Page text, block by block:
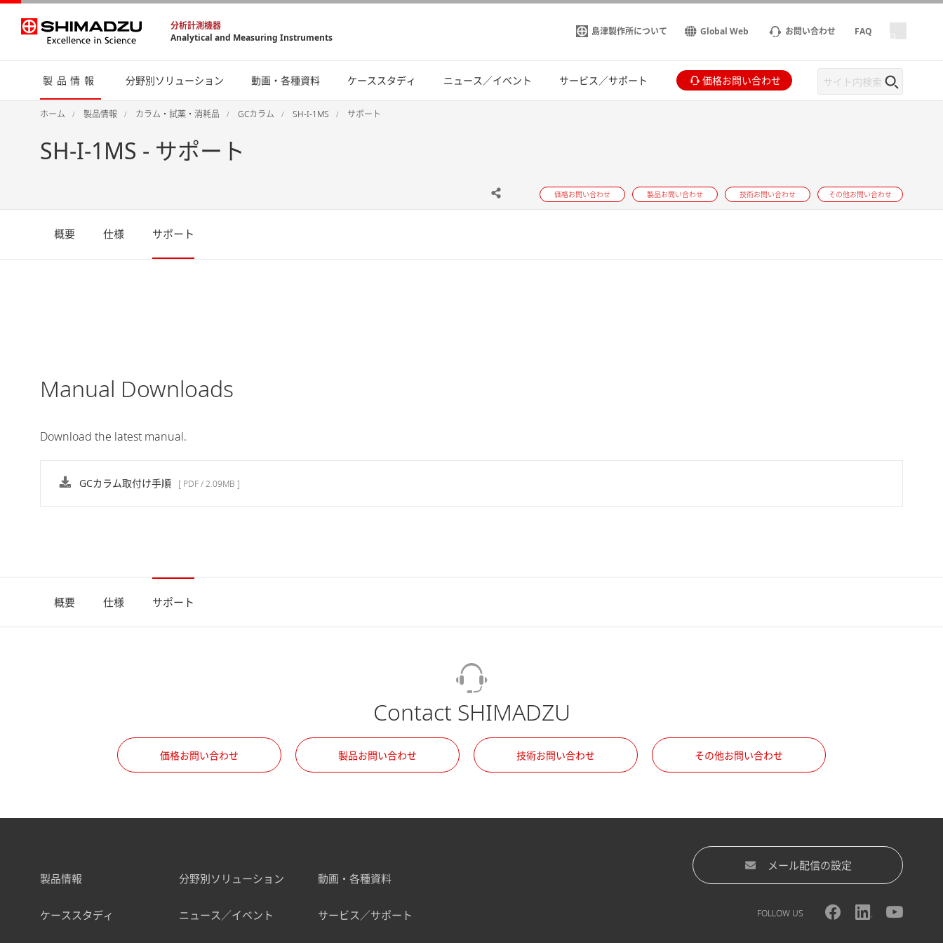
分析計測機器
Analytical and Measuring Instruments
島津製作所について Global Web お問い合わせ FAQ
製品情報 分野別ソリューション 動画・各種資料 ケーススタディ ニュース／イベント サービス／サポート 価格お問い合わせ
ホーム 製品情報 カラム・試薬・消耗品 GCカラム SH-I-1MS サポート
SH-I-1MS - サポート
価格お問い合わせ 製品お問い合わせ 技術お問い合わせ その他お問い合わせ
概要 仕様 サポート
Manual Downloads
Download the latest manual.
GCカラム取付け手順 [ PDF / 2.09MB ]
概要 仕様 サポート
Contact SHIMADZU
価格お問い合わせ 製品お問い合わせ 技術お問い合わせ その他お問い合わせ
製品情報 分野別ソリューション 動画・各種資料
ケーススタディ ニュース／イベント サービス／サポート
メール配信の設定
FOLLOW US